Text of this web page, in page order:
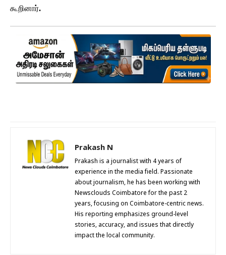
கூறினார்.
Prakash N
Prakash is a journalist with 4 years of
experience in the media field. Passionate
about journalism, he has been working with
Newsclouds Coimbatore for the past 2
years, focusing on Coimbatore-centric news.
His reporting emphasizes ground-level
stories, accuracy, and issues that directly
impact the local community.